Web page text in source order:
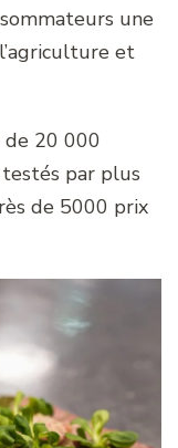
une
et
20 000
par plus
de 5000 prix